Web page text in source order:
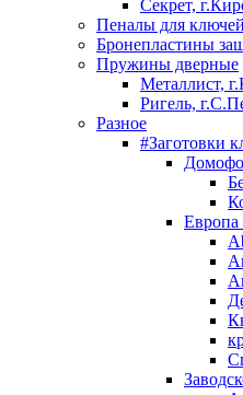
Секрет,
Пеналы для
Бронепластины
Пружины дверные
Металлист,
Ригель,
Разное
#Заготовки